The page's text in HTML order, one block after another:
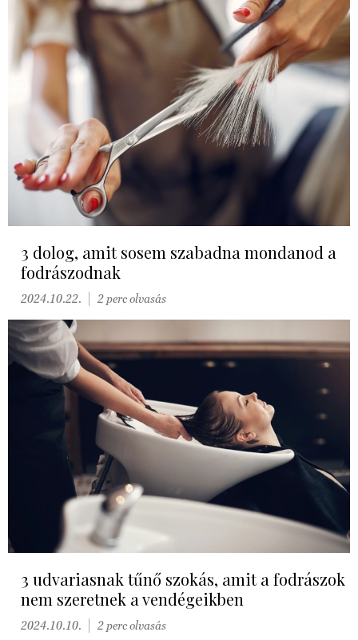
3 dolog, amit sosem szabadna mondanod a
fodrászodnak
2024.10.22. 2 perc olvasás
3 udvariasnak tűnő szokás, amit a fodrászok
nem szeretnek a vendégeikben
2024.10.10. 2 perc olvasás